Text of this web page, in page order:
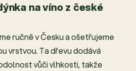
na víno z české
ručně v Česku a ošetřujeme
vrstvou. Ta dřevu dodává
vůči vlhkosti, takže